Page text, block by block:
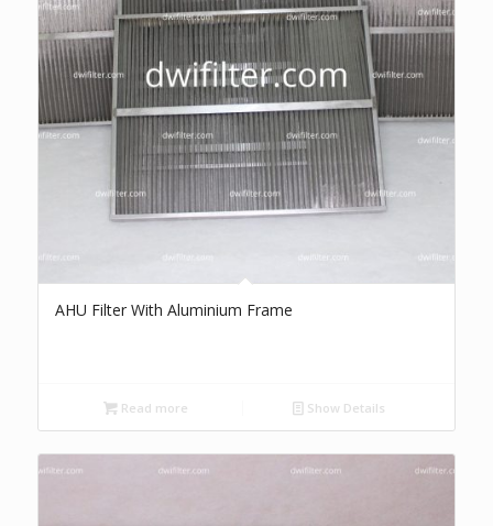
AHU Filter With Aluminium Frame
Read more Show Details